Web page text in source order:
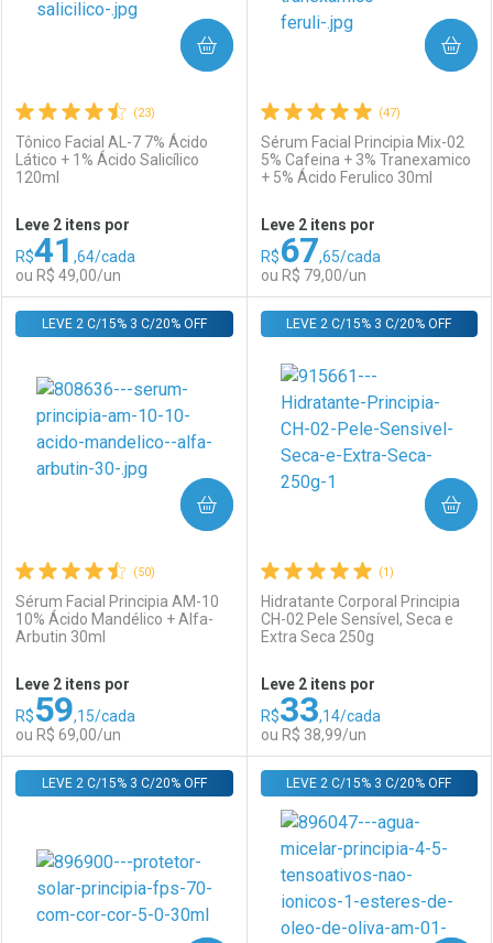
Comprar sem Desconto
Por R$ 49,00/cada
Comprar sem Desconto
Por R$ 49,00/cada
Comprar sem Desconto
Por R$ 69,00/cada
Comprar sem Desconto
Por R$ 69,00/cada
(23)
Tônico Facial AL-7 7% Ácido
Lático + 1% Ácido Salicílico
120ml
Leve 2 itens por
R$41 ,64/cada
ou R$ 49,00/un
COMPRAR
FECHAR
Laboratório
Comprar sem Desconto
Por R$ 49,00/cada
FECHAR
Por Menos
Comprar sem Desconto
Por R$ 49,00/cada
(47)
Sérum Facial Principia Mix-02
5% Cafeina + 3% Tranexamico
+ 5% Ácido Ferulico 30ml
Leve 2 itens por
R$67,65/cada
ou R$ 79,00/un
COMPRAR
Laboratório
Ativar Desconto
Comprar sem Desconto
Por R$ 79,00/cada
Por Menos
Comprar sem Desconto
Por R$ 79,00/cada
(50)
Sérum Facial Principia AM-10
10% Ácido Mandélico + Alfa-
Arbutin 30ml
LEVE 2 C/15% 3 C/20% OFF
Leve 2 itens por
R$59,15/cada
ou R$ 69,00/un
COMPRAR
FECHAR
Laboratório
FECHAR
Por Menos
(1)
Hidratante Corporal Principia
CH-02 Pele Sensível, Seca e
Extra Seca 250g
LEVE 2 C/15% 3 C/20% OFF
Leve 2 itens por
R$33,14/cada
ou R$ 38,99/un
COMPRAR
Laboratório
Por Menos
LEVE 2 C/15% 3 C/20% OFF LEVE 2 C/15% 3 C/20% OFF